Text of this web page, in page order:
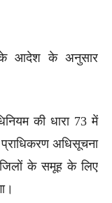
के आदेश के अनुसार
की धारा 73 में
अधिसूचना
जिलों के समूह के लिए